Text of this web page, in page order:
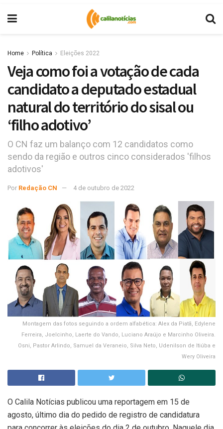
Home Política Eleições 2022
Veja como foi a votação de cada
candidato a deputado estadual
natural do território do sisal ou
‘filho adotivo’
O CN faz um balanço com 12 candidatos como
sendo da região e outros cinco considerados 'filhos
adotivos'
Por Redação CN 4 de outubro de 2022
Montagem das fotos seguindo a ordem alfabética: Alex da Piatã, Edylene
Ferreira, Joelcinho, Laerte do Vando, Luciano Araújo e Marcinho Oliveira.
Osni, Pastor Arlindo, Samuel da Veraneio, Silva Neto, Udenilson de Itiúba e
Wery Oliveira
O Calila Notícias publicou uma reportagem em 15 de
agosto, último dia do pedido de registro de candidatura